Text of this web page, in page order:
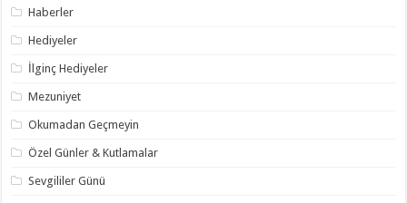
Haberler
Hediyeler
İlginç Hediyeler
Mezuniyet
Okumadan Geçmeyin
Özel Günler & Kutlamalar
Sevgililer Günü